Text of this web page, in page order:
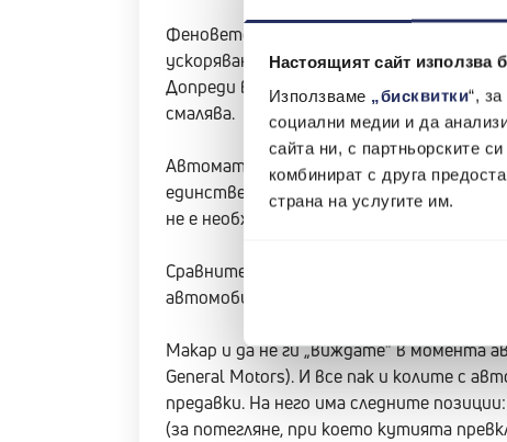
Настоящият сайт използва
Използваме „бисквитки“,
социални медии и да
сайта ни, с партньорските
комбинират с друга
страна на услугите им.
Феновете на автоматиците биха
ускоряването, тъй като има различни
Допреди време автоматиците се
смалява.
Автоматичните автомобили са с
единствено с педала на спирачката
не е необходимо да включвате и
Сравнително новите шофьори със
автомобил с ръчни скорости е по-
Макар и да не ги „виждате“ в момента
General Motors). И все пак и колите с
предавки. На него има следните
(за потегляне, при което кутията